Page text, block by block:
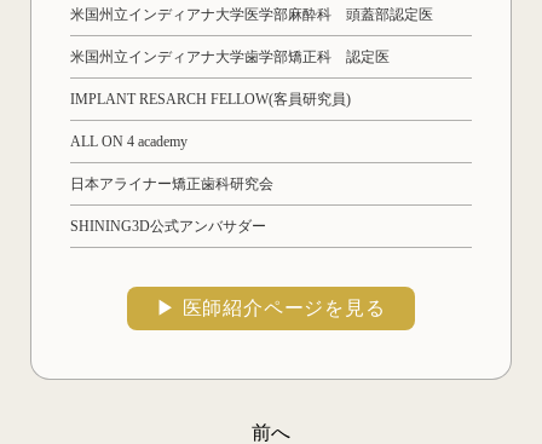
米国州立インディアナ大学医学部麻酔科 頭蓋部認定医
米国州立インディアナ大学歯学部矯正科 認定医
IMPLANT RESARCH FELLOW(客員研究員)
ALL ON 4 academy
日本アライナー矯正歯科研究会
SHINING3D公式アンバサダー
▶︎ 医師紹介ページを見る
前へ